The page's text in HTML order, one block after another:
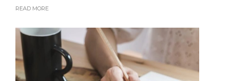
READ MORE